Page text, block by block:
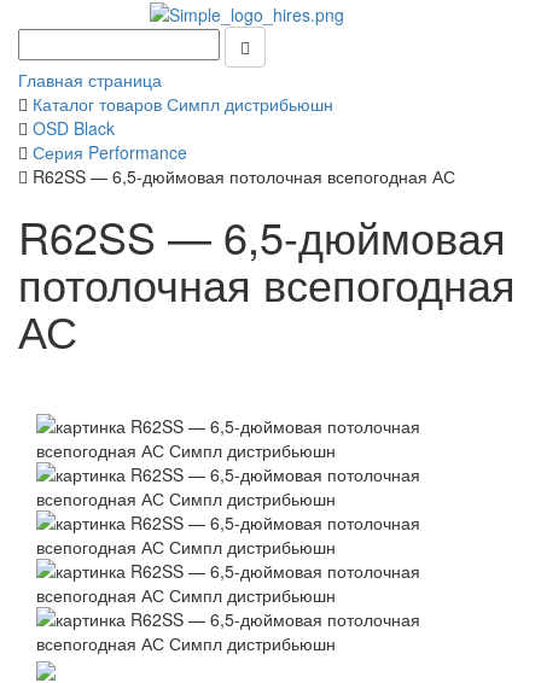
Главная страница
Каталог товаров Симпл дистрибьюшн
OSD Black
Серия Performance
R62SS — 6,5-дюймовая потолочная всепогодная АС
R62SS — 6,5-дюймовая
потолочная всепогодная
АС